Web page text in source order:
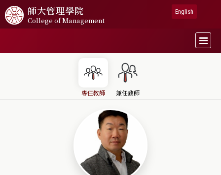
師大管理學院
College of Management
English
專任教師 兼任教師